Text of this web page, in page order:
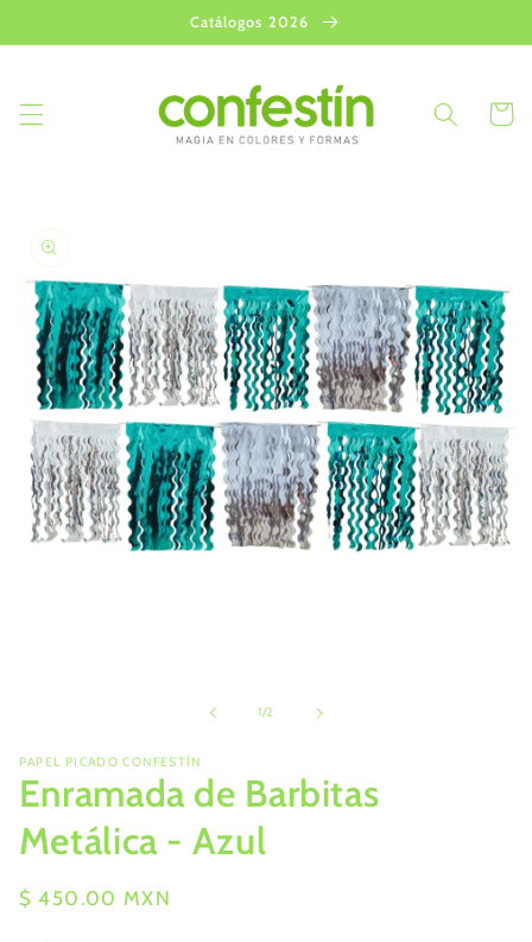
al contenido
Catálogos 2026
Carrito
a la
del producto
ventana
modal
1/de
2
PAPEL PICADO CONFESTÍN
Enramada de Barbitas
Metálica - Azul
Precio
$ 450.00 MXN